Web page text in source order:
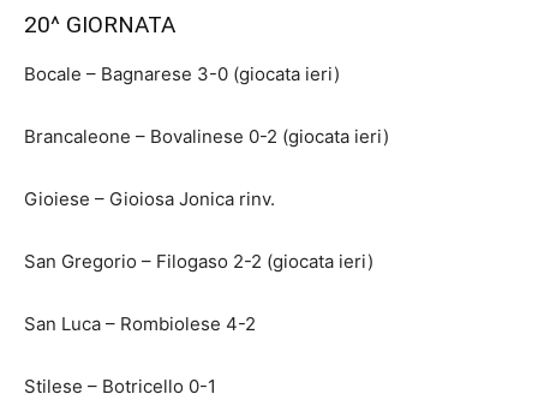
20^ GIORNATA
Bocale – Bagnarese 3-0 (giocata ieri)
Brancaleone – Bovalinese 0-2 (giocata ieri)
Gioiese – Gioiosa Jonica rinv.
San Gregorio – Filogaso 2-2 (giocata ieri)
San Luca – Rombiolese 4-2
Stilese – Botricello 0-1